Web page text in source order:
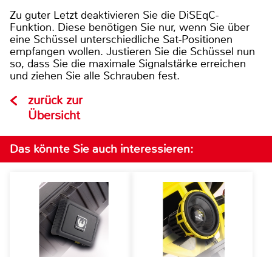
Zu guter Letzt deaktivieren Sie die DiSEqC-
Funktion. Diese benötigen Sie nur, wenn Sie über
eine Schüssel unterschiedliche Sat-Positionen
empfangen wollen. Justieren Sie die Schüssel nun
so, dass Sie die maximale Signalstärke erreichen
und ziehen Sie alle Schrauben fest.
zurück zur
Übersicht
Das könnte Sie auch interessieren: